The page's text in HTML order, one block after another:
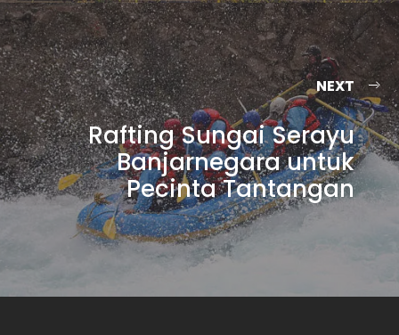
NEXT
Rafting Sungai Serayu
Banjarnegara untuk
Pecinta Tantangan